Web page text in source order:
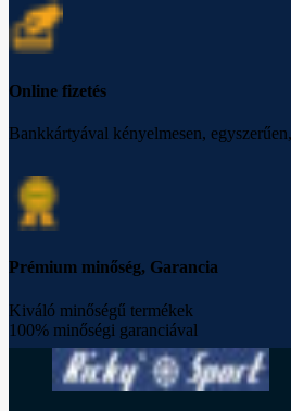
Online fizetés
Bankkártyával kényelmesen,
Prémium minőség, Garancia
Kiváló minőségű termékek
100% minőségi garanciával